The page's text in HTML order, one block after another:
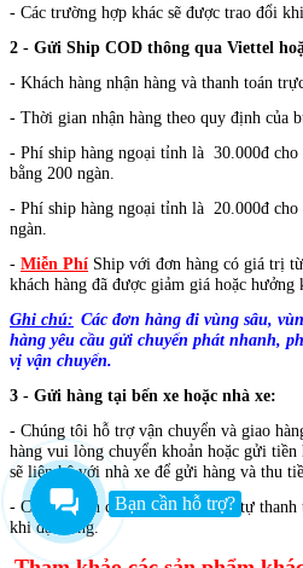
- Các trường hợp khác sẽ được trao đổi khi
2 - Gửi Ship COD thông qua Viettel
- Khách hàng nhận hàng và thanh toán
- Thời gian nhận hàng theo quy định của
- Phí ship hàng ngoại tỉnh là 30.000đ
bằng 200 ngàn.
- Phí ship hàng ngoại tỉnh là 20.000đ
ngàn.
- Miễn Phí Ship với đơn hàng có giá trị
khách hàng đã được giảm giá hoặc hưởng
Ghi chú: Các đơn hàng đi vùng sâu,
hàng yêu cầu gửi chuyển phát nhanh,
vị vận chuyển.
3 - Gửi hàng tại bến xe hoặc nhà xe:
- Chúng tôi hỗ trợ vận chuyển và giao
hàng vui lòng chuyển khoản hoặc gửi
sẽ liên hệ với nhà xe để gửi hàng và thu
- Chi phí vận chuyển khách hàng tự thanh
khi đặt hàng.
Bạn cần hỗ trợ?